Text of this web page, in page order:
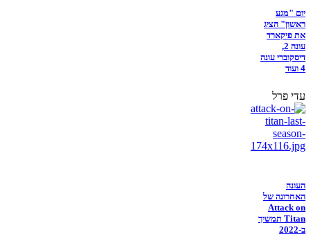
יום "מגע
ראשון" הציג
את פיקארד
עונה 2,
דיסקוברי עונה
4 ועוד
עדי פרל
העונה
האחרונה של
Attack on
Titan תמשיך
ב-2022